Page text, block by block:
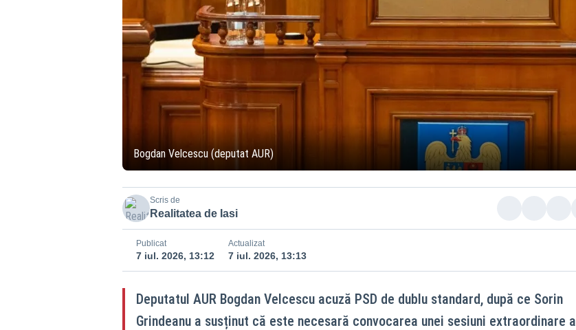
Bogdan Velcescu (deputat AUR)
Scris de
Realitatea de Iasi
Publicat
7 iul. 2026, 13:12
Actualizat
7 iul. 2026, 13:13
Deputatul AUR Bogdan Velcescu acuză PSD de dublu standard, după ce Sorin
Grindeanu a susținut că este necesară convocarea unei sesiuni extraordinare a